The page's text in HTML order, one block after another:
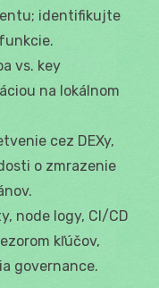
identifikujte
vs. key
na lokálnom
cez DEXy,
o zmrazenie
node logy, CI/CD
kľúčov,
governance.